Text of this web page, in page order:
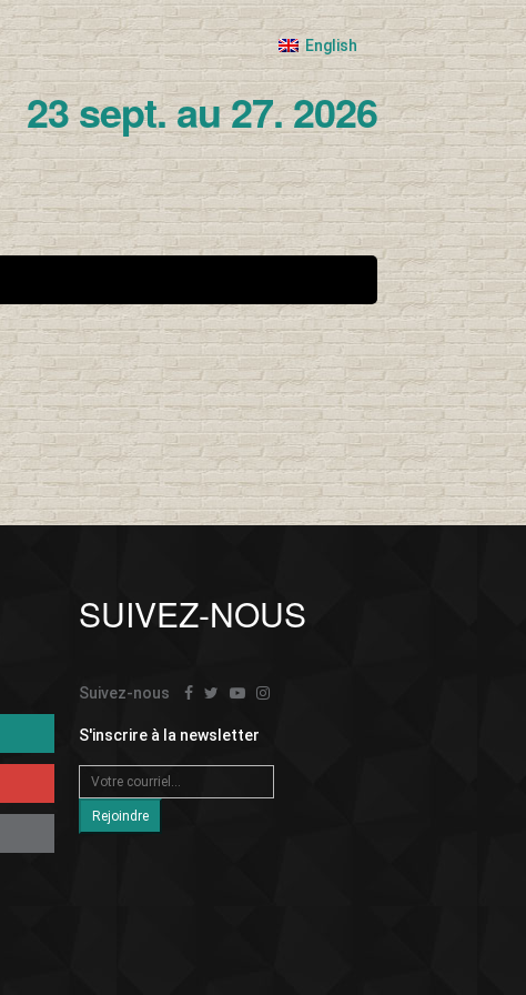
English
23 sept. au 27. 2026
SUIVEZ-NOUS
Suivez-nous
S'inscrire à la newsletter